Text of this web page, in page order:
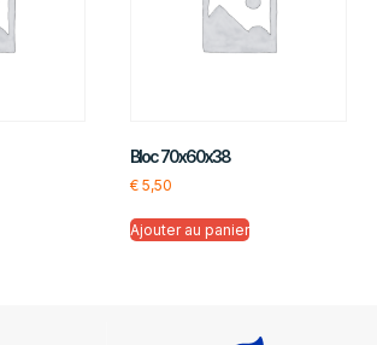
Bloc 70x60x38
€5,50
Ajouter au panier